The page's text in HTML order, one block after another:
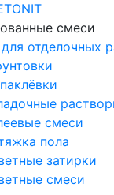
смеси
отделочных
смеси
пола
затирки
смеси